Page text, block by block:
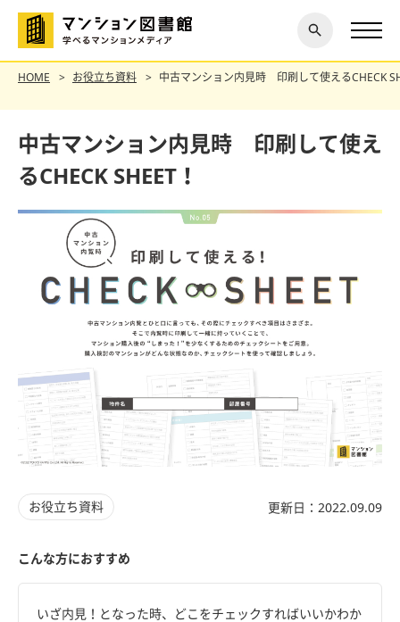
探す
閉じ
る
HOME お役立ち資料 中古マンション内見時 印刷して使えるCHECK
中古マンション内見時 印刷して使え
るCHECK SHEET！
お役立ち資料 更新日：2022.09.09
こんな方におすすめ
いざ内見！となった時、どこをチェックすればいいかわか